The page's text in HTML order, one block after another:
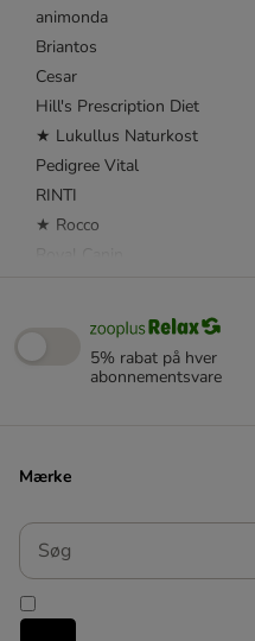
animonda
Briantos
Cesar
Hill's Prescription Diet
★ Lukullus Naturkost
Pedigree Vital
RINTI
★ Rocco
★ Wolf of Wilderness
❤ TOP tilbud
Almo Nature
Applaws
Belcando
BF Petfood
Bozita
5% rabat på hver
abonnementsvare
Mærke
Søg